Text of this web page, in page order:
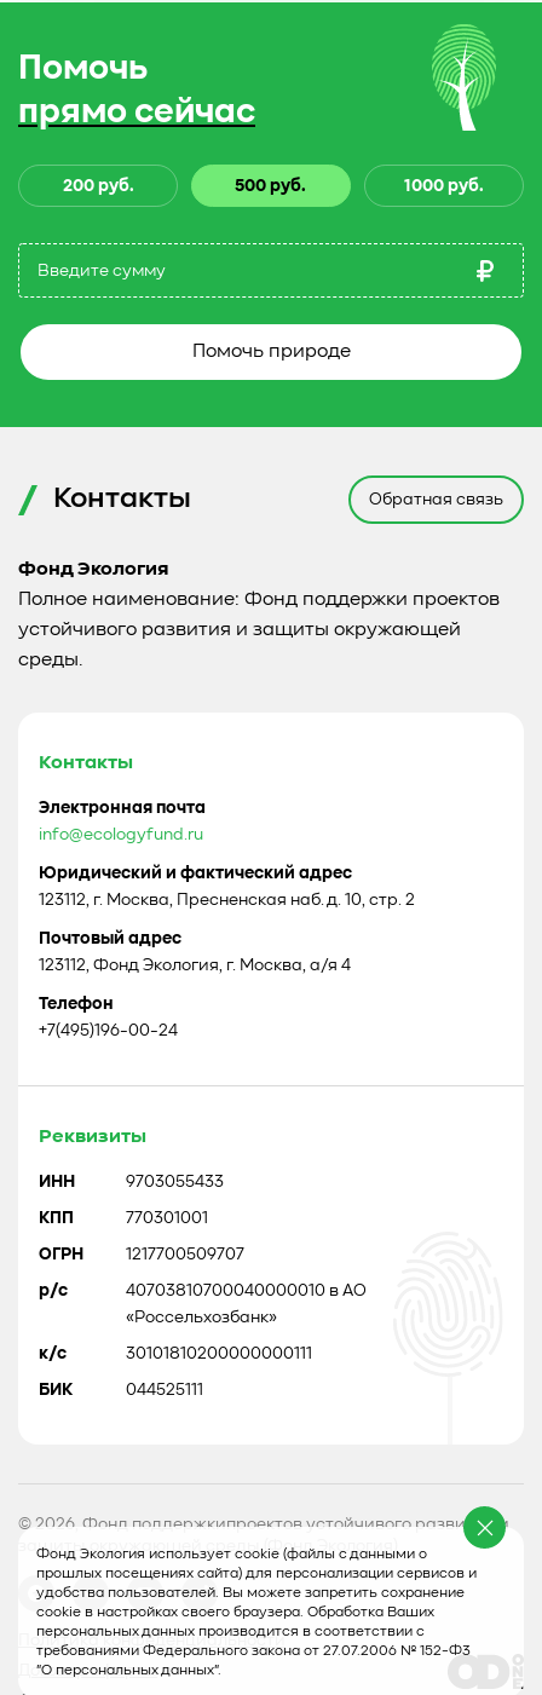
Фонд Экология использует cookie (файлы с данными о
прошлых посещениях сайта) для персонализации сервисов и
удобства пользователей. Вы можете запретить сохранение
cookie в настройках своего браузера. Обработка Ваших
персональных данных производится в соответствии с
требованиями Федерального закона от 27.07.2006 № 152-Ф3
"О персональных данных".
Помочь
прямо сейчас
200 руб. 500 руб. 1000 руб.
Помочь природе
Контакты Обратная связь
Фонд Экология
Полное наименование: Фонд поддержки проектов
устойчивого развития и защиты окружающей
среды.
Контакты
Электронная почта
info@ecologyfund.ru
Юридический и фактический адрес
123112, г. Москва, Пресненская наб. д. 10, стр. 2
Почтовый адрес
123112, Фонд Экология, г. Москва, а/я 4
Телефон
+7(495)196-00-24
Реквизиты
ИНН 9703055433
КПП 770301001
ОГРН 1217700509707
р/с
40703810700040000010 в АО
«Россельхозбанк»
к/с 30101810200000000111
БИК 044525111
© 2026, Фонд поддержкипроектов устойчивого развития и
защиты окружающей среды (Фонд Экология)
Политика конфеденциальности
Договор оферты